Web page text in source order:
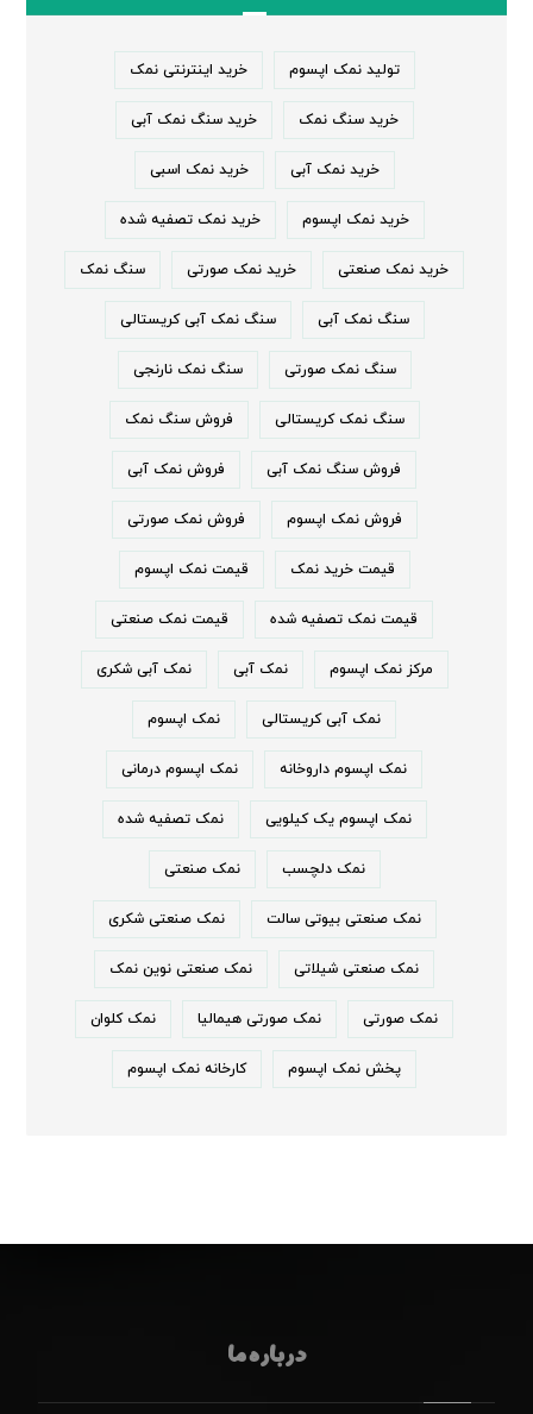
تولید نمک اپسوم خرید اینترنتی نمک
خرید سنگ نمک خرید سنگ نمک آبی
خرید نمک آبی خرید نمک اسبی
خرید نمک اپسوم خرید نمک تصفیه شده
خرید نمک صنعتی خرید نمک صورتی سنگ نمک
سنگ نمک آبی سنگ نمک آبی کریستالی
سنگ نمک صورتی سنگ نمک نارنجی
سنگ نمک کریستالی فروش سنگ نمک
فروش سنگ نمک آبی فروش نمک آبی
فروش نمک اپسوم فروش نمک صورتی
قیمت خرید نمک قیمت نمک اپسوم
قیمت نمک تصفیه شده قیمت نمک صنعتی
مرکز نمک اپسوم نمک آبی نمک آبی شکری
نمک آبی کریستالی نمک اپسوم
نمک اپسوم داروخانه نمک اپسوم درمانی
نمک اپسوم یک کیلویی نمک تصفیه شده
نمک دلچسب نمک صنعتی
نمک صنعتی بیوتی سالت نمک صنعتی شکری
نمک صنعتی شیلاتی نمک صنعتی نوین نمک
نمک صورتی نمک صورتی هیمالیا نمک کلوان
پخش نمک اپسوم کارخانه نمک اپسوم
درباره ما